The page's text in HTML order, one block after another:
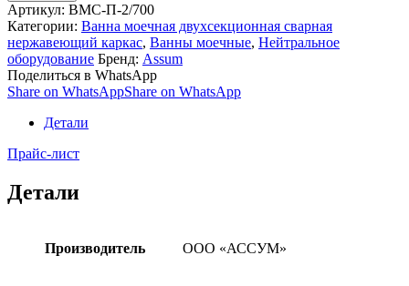
Артикул: ВМС-П-2/700
Категории: Ванна моечная двухсекционная сварная
нержавеющий каркас, Ванны моечные, Нейтральное
оборудование Бренд: Assum
Поделиться в WhatsApp
Share on WhatsAppShare on WhatsApp
Детали
Прайс-лист
Детали
Производитель ООО «АССУМ»